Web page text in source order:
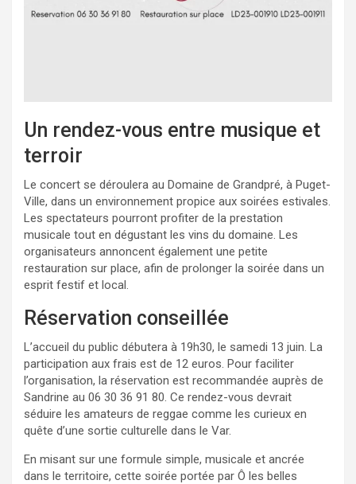
Un rendez-vous entre musique et
terroir
Le concert se déroulera au Domaine de Grandpré, à Puget-
Ville, dans un environnement propice aux soirées estivales.
Les spectateurs pourront profiter de la prestation
musicale tout en dégustant les vins du domaine. Les
organisateurs annoncent également une petite
restauration sur place, afin de prolonger la soirée dans un
esprit festif et local.
Réservation conseillée
L’accueil du public débutera à 19h30, le samedi 13 juin. La
participation aux frais est de 12 euros. Pour faciliter
l’organisation, la réservation est recommandée auprès de
Sandrine au 06 30 36 91 80. Ce rendez-vous devrait
séduire les amateurs de reggae comme les curieux en
quête d’une sortie culturelle dans le Var.
En misant sur une formule simple, musicale et ancrée
dans le territoire, cette soirée portée par Ô les belles